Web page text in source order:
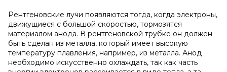
Рентгеновские лучи появляются тогда, когда электроны,
движущиеся с большой скоростью, тормозятся
материалом анода. В рентгеновской трубке он должен
быть сделан из металла, который имеет высокую
температуру плавления, например, из металла. Анод
необходимо искусственно охлаждать, так как часть